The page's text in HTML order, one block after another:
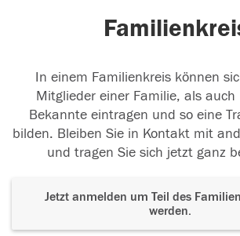
In einem Familienkreis können
Mitglieder einer Familie, als auch
Bekannte eintragen und so eine
bilden. Bleiben Sie in Kontakt mit
und tragen Sie sich jetzt ganz
Jetzt anmelden um Teil des
werden.